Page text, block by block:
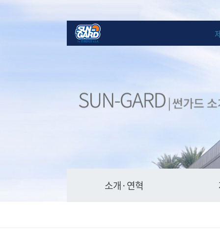
소개·연혁